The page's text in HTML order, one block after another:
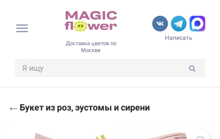
Доставка цветов по
Москве
Написать
← Букет из роз, эустомы и сирени